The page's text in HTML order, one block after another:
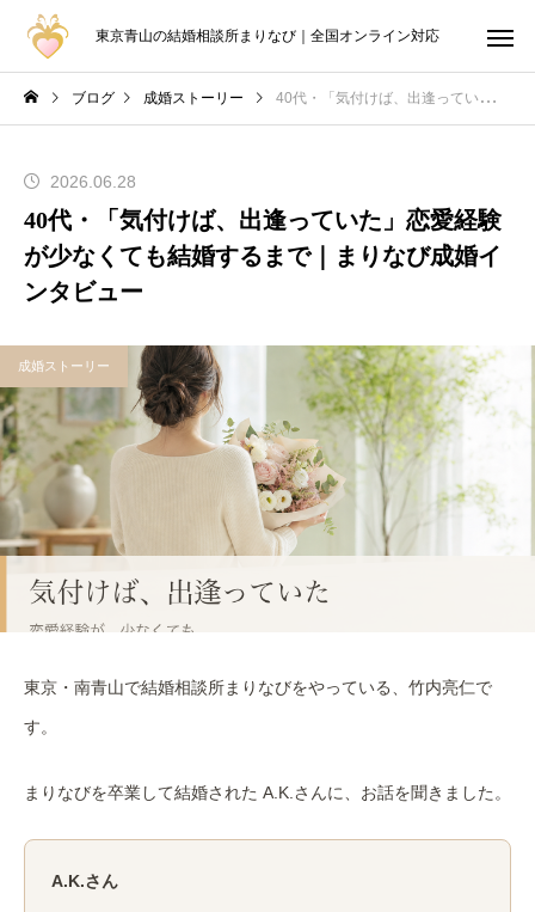
東京青山の結婚相談所まりなび｜全国オンライン対応
ブログ 成婚ストーリー 40代・「気付けば、出逢っていた」恋愛経験が少なくても結婚するまで｜まりなび成婚インタビュー
2026.06.28
40代・「気付けば、出逢っていた」恋愛経験
が少なくても結婚するまで｜まりなび成婚イ
ンタビュー
成婚ストーリー
東京・南青山で結婚相談所まりなびをやっている、竹内亮仁で
す。
まりなびを卒業して結婚された A.K.さんに、お話を聞きました。
A.K.さん